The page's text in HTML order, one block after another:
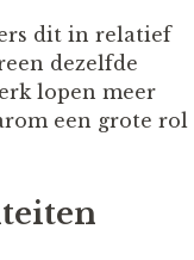
dit in relatief
dezelfde
lopen meer
een grote rol